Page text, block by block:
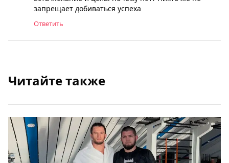
запрещает добиваться успеха
Ответить
Читайте также